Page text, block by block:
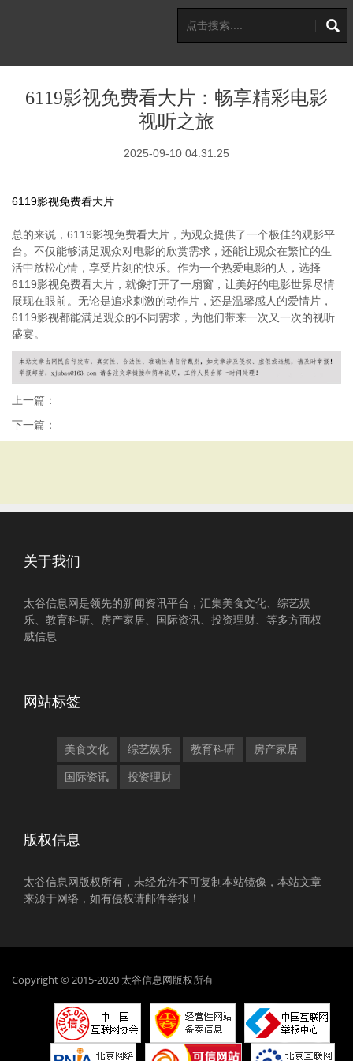
6119影视免费看大片：畅享精彩电影
视听之旅
2025-09-10 04:31:25
6119影视免费看大片
总的来说，6119影视免费看大片，为观众提供了一个极佳的观影平
台。不仅能够满足观众对电影的欣赏需求，还能让观众在繁忙的生
活中放松心情，享受片刻的快乐。作为一个热爱电影的人，选择
6119影视免费看大片，就像打开了一扇窗，让美好的电影世界尽情
展现在眼前。无论是追求刺激的动作片，还是温馨感人的爱情片，
6119影视都能满足观众的不同需求，为他们带来一次又一次的视听
盛宴。
上一篇：
下一篇：
关于我们
太谷信息网是领先的新闻资讯平台，汇集美食文化、综艺娱
乐、教育科研、房产家居、国际资讯、投资理财、等多方面权
威信息
网站标签
美食文化 综艺娱乐 教育科研 房产家居
国际资讯 投资理财
版权信息
太谷信息网版权所有，未经允许不可复制本站镜像，本站文章
来源于网络，如有侵权请邮件举报！
Copyright © 2015-2020 太谷信息网版权所有